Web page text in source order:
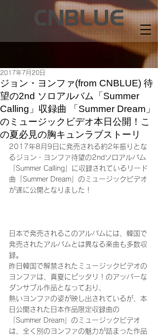
ジョン・ヨンファ(from CNBLUE) 待
望の2nd ソロアルバム「Summer
Calling」収録曲 「Summer Dream」
のミュージックビデオ本日公開！こ
の夏必見の胸キュンラブストーリ
2017年7月20日
2017年8月9日に発売される約2年振りとな
るジョン・ヨンファ待望の2ndソロアルバム
「Summer Calling」に収録されているリード
曲「Summer Dream」のミュージックビデオ
が遂に公開となりました！
日本で発売されるこのアルバムには、韓国で
発売されたアルバムとは異なる楽曲も多数収
録。
昨日韓国で解禁されたミュージックビデオの
ヨンファは、真夏にピッタリ！のアッパーな
ダンサブル作品となっており、
熱いヨンファの姿が映し出されているが、本
日公開された日本作品限定収録曲の
「Summer Dream」のミュージックビデオ
は、全く別のヨンファの魅力が詰まった作品